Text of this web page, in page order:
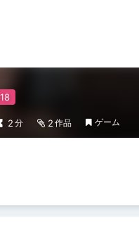
2 分 2 作品 ゲーム